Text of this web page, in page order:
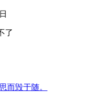
了
而毁于随。